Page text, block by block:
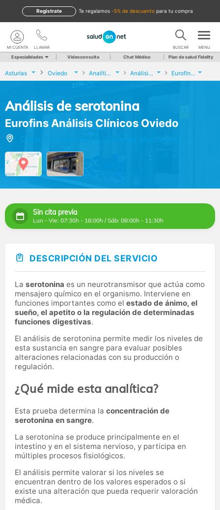
te regalamos -5% de descuento para tu compra
Regístrate
LLAMAR
MI CUENTA BUSCAR MENU
Especialidades Videoconsulta Chat Médico Plan de salud Fidelity
Asturias Oviedo Analíticas y Genética Análisis de serotonina Eurofins Análisis Clínicos Oviedo
Análisis de serotonina
Eurofins Análisis Clínicos Oviedo
Sin cita previa
Lun - Vie: 07:30h - 18:00h / Sáb: 08:00h - 11:30h
DESCRIPCIÓN DEL SERVICIO
La serotonina es un neurotransmisor que actúa como
mensajero químico en el organismo. Interviene en
funciones importantes como el estado de ánimo, el
sueño, el apetito o la regulación de determinadas
funciones digestivas.
El análisis de serotonina permite medir los niveles de
esta sustancia en sangre para evaluar posibles
alteraciones relacionadas con su producción o
regulación.
¿Qué mide esta analítica?
Esta prueba determina la concentración de
serotonina en sangre.
La serotonina se produce principalmente en el
intestino y en el sistema nervioso, y participa en
múltiples procesos fisiológicos.
El análisis permite valorar si los niveles se
encuentran dentro de los valores esperados o si
existe una alteración que pueda requerir valoración
médica.